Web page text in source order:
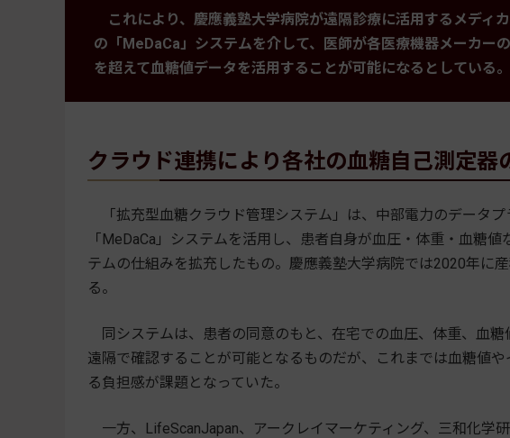
これにより、慶應義塾大学病院が遠隔診療に活用するメディ
の「MeDaCa」システムを介して、医師が各医療機器メーカー
を超えて血糖値データを活用することが可能になるとしている。
クラウド連携により各社の血糖自己測定器
「拡充型血糖クラウド管理システム」は、中部電力のデータ
「MeDaCa」システムを活用し、患者自身が血圧・体重・血糖
テムの仕組みを拡充したもの。慶應義塾大学病院では2020年に
る。
同システムは、患者の同意のもと、在宅での血圧、体重、血
遠隔で確認することが可能となるものだが、これまでは血糖値
る負担感が課題となっていた。
一方、LifeScanJapan、アークレイマーケティング、三和化学